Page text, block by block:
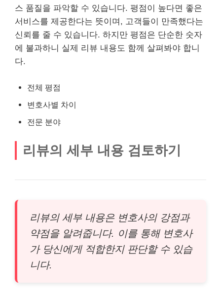
스 품질을 파악할 수 있습니다. 평점이 높다면 좋은
서비스를 제공한다는 뜻이며, 고객들이 만족했다는
신뢰를 줄 수 있습니다. 하지만 평점은 단순한 숫자
에 불과하니 실제 리뷰 내용도 함께 살펴봐야 합니
다.
전체 평점
변호사별 차이
전문 분야
리뷰의 세부 내용 검토하기
리뷰의 세부 내용은 변호사의 강점과
약점을 알려줍니다. 이를 통해 변호사
가 당신에게 적합한지 판단할 수 있습
니다.